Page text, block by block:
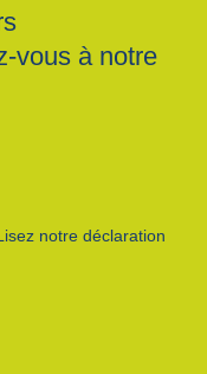
vous à notre
notre déclaration